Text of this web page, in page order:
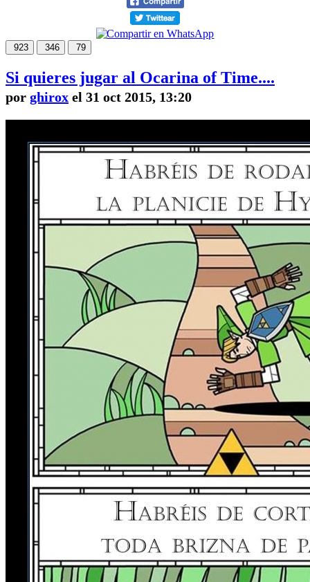
923 346 79
Si quieres jugar al Ocarina of Time....
por ghirox el 31 oct 2015, 13:20